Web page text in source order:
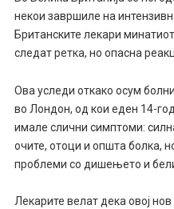
некои завршиле на
Британските лекари
следат ретка, но опасна
Ова уследи откако осум
во Лондон, од кои еден 14-
имале слични симптоми:
очите, отоци и општа болка,
проблеми со дишењето и
Лекарите велат дека овој